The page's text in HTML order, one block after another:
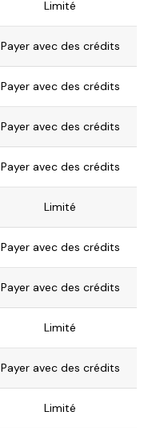
Limité
Payer avec des crédits
Payer avec des crédits
Payer avec des crédits
Payer avec des crédits
Limité
Payer avec des crédits
Payer avec des crédits
Limité
Payer avec des crédits
Limité